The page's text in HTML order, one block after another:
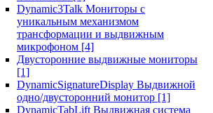
Dynamic3Talk Мониторы с
уникальным механизмом
трансформации и выдвижным
микрофоном [4]
Двусторонние выдвижные мониторы
[1]
DynamicSignatureDisplay Выдвижной
одно/двусторонний монитор [1]
DynamicTabLift Выдвижная система